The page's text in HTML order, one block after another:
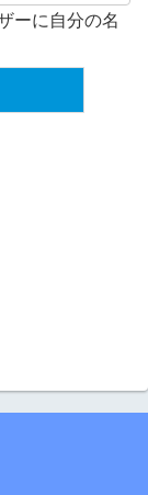
ーに自分の名